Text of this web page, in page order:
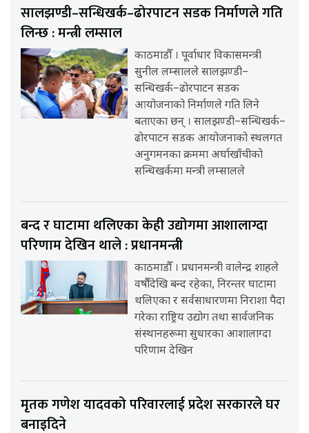
सालझण्डी–सन्धिखर्क–ढोरपाटन सडक निर्माणले गति
लिन्छ : मन्त्री लम्साल
काठमाडौँ । पूर्वाधार विकासमन्त्री
सुनील लम्सालले सालझण्डी–
सन्धिखर्क–ढोरपाटन सडक
आयोजनाको निर्माणले गति लिने
बताएका छन् । सालझण्डी–सन्धिखर्क–
ढोरपाटन सडक आयोजनाको स्थलगत
अनुगमनका क्रममा अर्घाखाँचीको
सन्धिखर्कमा मन्त्री लम्सालले
बन्द र घाटामा थलिएका केही उद्योगमा आशालाग्दा
परिणाम देखिन थाले : प्रधानमन्त्री
काठमाडौँ । प्रधानमन्त्री वालेन्द्र शाहले
वर्षौंदेखि बन्द रहेका, निरन्तर घाटामा
थलिएका र सर्वसाधारणमा निराशा पैदा
गरेका राष्ट्रिय उद्योग तथा सार्वजनिक
संस्थानहरूमा सुधारका आशालाग्दा
परिणाम देखिन
मृतक गणेश यादवको परिवारलाई प्रदेश सरकारले घर
बनाइदिने